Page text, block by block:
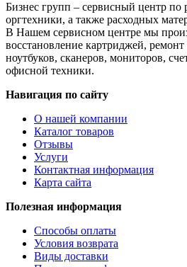
Бизнес групп – сервисный центр по
оргтехники, а также расходных
В Нашем сервисном центре мы
восстановление картриджей,
ноутбуков, сканеров, мониторов,
офисной техники.
Навигация по сайту
О нашей компании
Каталог товаров
Отзывы
Услуги
Контактная информация
Карта сайта
Полезная информация
Способы оплаты
Условия возврата
Виды доставки